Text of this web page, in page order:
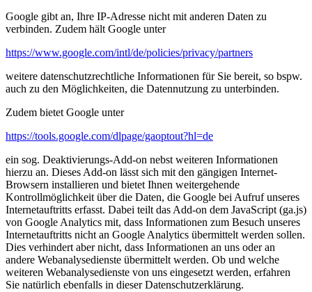
Google gibt an, Ihre IP-Adresse nicht mit anderen Daten zu
verbinden. Zudem hält Google unter
https://www.google.com/intl/de/policies/privacy/partners
weitere datenschutzrechtliche Informationen für Sie bereit, so bspw.
auch zu den Möglichkeiten, die Datennutzung zu unterbinden.
Zudem bietet Google unter
https://tools.google.com/dlpage/gaoptout?hl=de
ein sog. Deaktivierungs-Add-on nebst weiteren Informationen
hierzu an. Dieses Add-on lässt sich mit den gängigen Internet-
Browsern installieren und bietet Ihnen weitergehende
Kontrollmöglichkeit über die Daten, die Google bei Aufruf unseres
Internetauftritts erfasst. Dabei teilt das Add-on dem JavaScript (ga.js)
von Google Analytics mit, dass Informationen zum Besuch unseres
Internetauftritts nicht an Google Analytics übermittelt werden sollen.
Dies verhindert aber nicht, dass Informationen an uns oder an
andere Webanalysedienste übermittelt werden. Ob und welche
weiteren Webanalysedienste von uns eingesetzt werden, erfahren
Sie natürlich ebenfalls in dieser Datenschutzerklärung.